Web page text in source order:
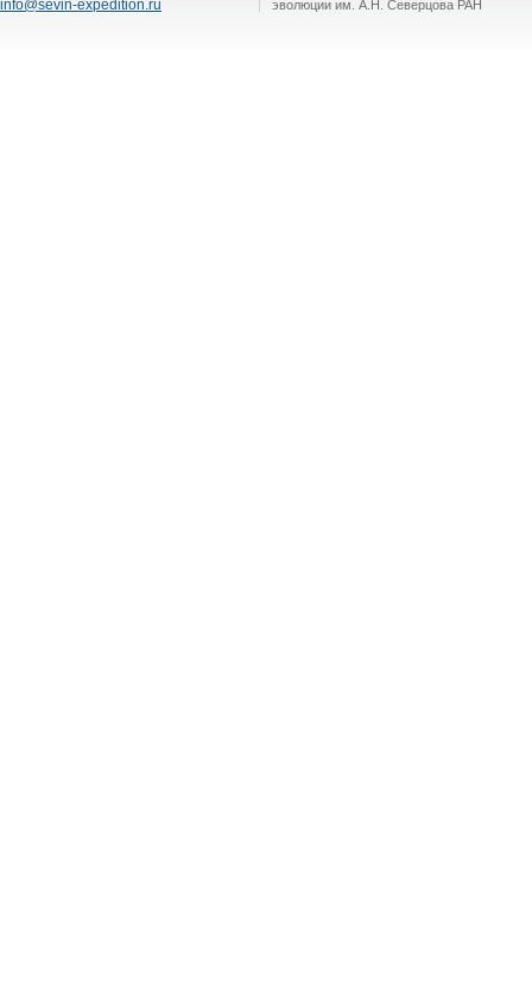
info@sevin-expedition.ru
эволюции им. А.Н. Северцова РАН